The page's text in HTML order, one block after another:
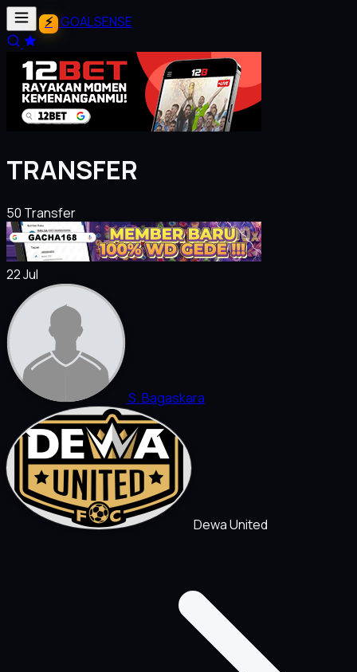
GOALSENSE
TRANSFER
50 Transfer
22 Jul
S. Bagaskara
Dewa United